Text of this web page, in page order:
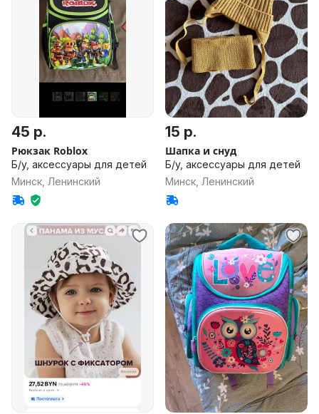
45 р.
Рюкзак Roblox
Б/у, аксессуары для детей
Минск, Ленинский
15 р.
Шапка и снуд
Б/у, аксессуары для детей
Минск, Ленинский